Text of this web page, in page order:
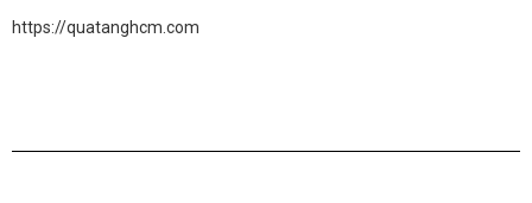
https://quatanghcm.com